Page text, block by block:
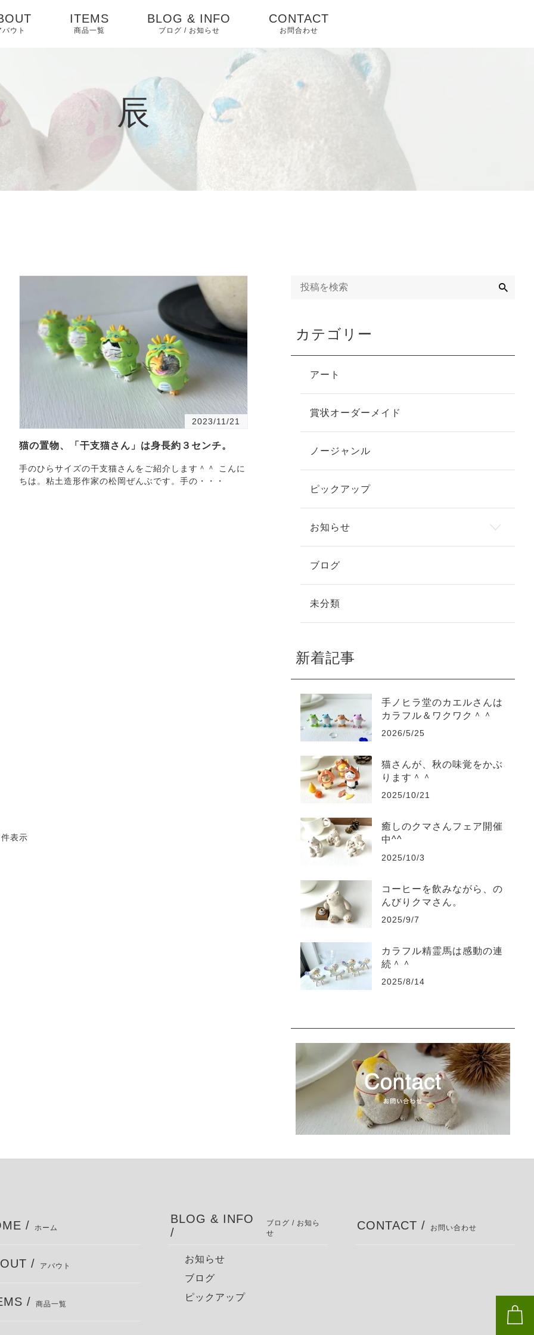
バウト
ITEMS
商品一覧
BLOG & INFO
ブログ / お知らせ
ピックアップ
CONTACT
お問合わせ
辰
2023/11/21
猫の置物、「干支猫さん」は身長約３センチ。
手のひらサイズの干支猫さんをご紹介します＾＾ こんに
ちは。粘土造形作家の松岡ぜんぶです。手の・・・
表示
カテゴリー
アート
賞状オーダーメイド
ノージャンル
ピックアップ
お知らせ
ブログ
未分類
新着記事
手ノヒラ堂のカエルさんは
カラフル＆ワクワク＾＾
2026/5/25
猫さんが、秋の味覚をかぶ
ります＾＾
2025/10/21
癒しのクマさんフェア開催
中^^
2025/10/3
コーヒーを飲みながら、の
んびりクマさん。
2025/9/7
カラフル精霊馬は感動の連
続＾＾
2025/8/14
/ ホーム
/ アバウト
/ 商品一覧
BLOG & INFO
/
ブログ / お知ら
せ
お知らせ
ブログ
ピックアップ
CONTACT / お問い合わせ